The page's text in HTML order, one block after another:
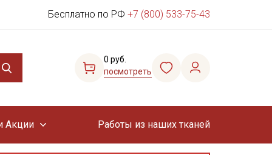
Бесплатно по РФ +7 (800) 533-75-43
0 руб.
посмотреть
Акции Работы из наших тканей